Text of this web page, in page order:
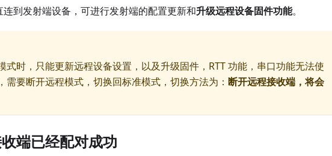
到发射端设备，可进行发射端的配置更新和升级远程设备固件功能。
式时，只能更新远程设备设置，以及升级固件，RTT 功能，串口功能无法使
需要断开远程模式，切换回标准模式，切换方法为： 断开远程接收端，将会
端已经配对成功